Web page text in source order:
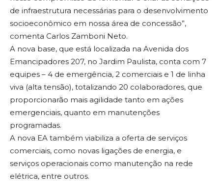
de infraestrutura necessárias para o desenvolvimento
socioeconômico em nossa área de concessão”,
comenta Carlos Zamboni Neto.
A nova base, que está localizada na Avenida dos
Emancipadores 207, no Jardim Paulista, conta com 7
equipes – 4 de emergência, 2 comerciais e 1 de linha
viva (alta tensão), totalizando 20 colaboradores, que
proporcionarão mais agilidade tanto em ações
emergenciais, quanto em manutenções
programadas.
A nova EA também viabiliza a oferta de serviços
comerciais, como novas ligações de energia, e
serviços operacionais como manutenção na rede
elétrica, entre outros.